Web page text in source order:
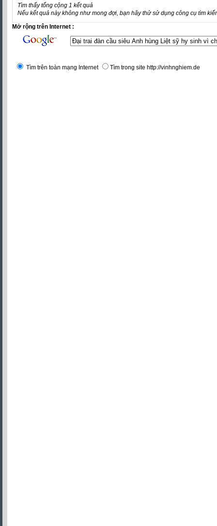
Tìm thấy tổng cộng 1 kết quả
Nếu kết quả này không như mong đợi, bạn hãy thử sử dụng công cụ tìm
Mở rộng trên Internet :
Tìm trên toàn mạng Internet Tìm trong site http://vinhnghiem.de